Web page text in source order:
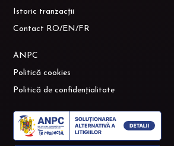
Istoric tranzacții
Contact RO/EN/FR
ANPC
Politică cookies
Politică de confidențialitate